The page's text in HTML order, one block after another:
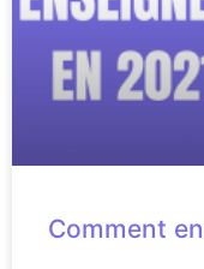
Comment